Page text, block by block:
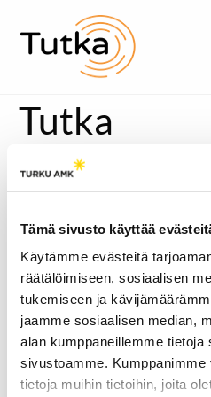
Tämä sivusto käyttää
Käytämme evästeitä
räätälöimiseen, sosiaalisen
tukemiseen ja
jaamme sosiaalisen median,
alan kumppaneillemme tietoja
sivustoamme. Kumppanimme
tietoja muihin tietoihin, joita
Tutka
[metaslider id=28220]
Mitä kaikkea on luvassa,
Turkulainen Dandy Gravy
aikana ehtinyt kerätä
soittamalla mustan musiikin
Bändin laulajat Iina
kertoivat viime
Funk Weekend -keikallaan,
taika on.
Äänitoistin